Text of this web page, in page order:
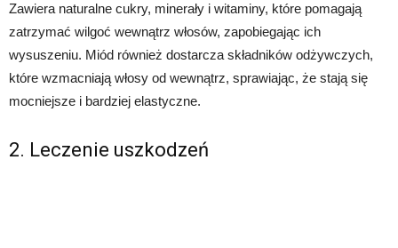
Zawiera naturalne cukry, minerały i witaminy, które pomagają
zatrzymać wilgoć wewnątrz włosów, zapobiegając ich
wysuszeniu. Miód również dostarcza składników odżywczych,
które wzmacniają włosy od wewnątrz, sprawiając, że stają się
mocniejsze i bardziej elastyczne.
2. Leczenie uszkodzeń